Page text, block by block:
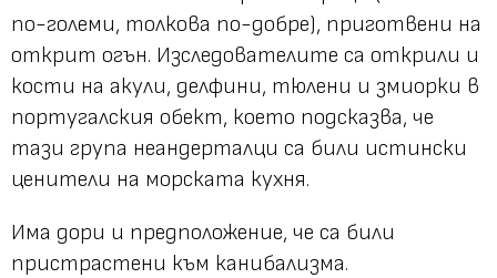
по-големи, толкова по-добре), приготвени на
открит огън. Изследователите са открили и
кости на акули, делфини, тюлени и змиорки в
португалския обект, което подсказва, че
тази група неандерталци са били истински
ценители на морската кухня.
Има дори и предположение, че са били
пристрастени към канибализма.